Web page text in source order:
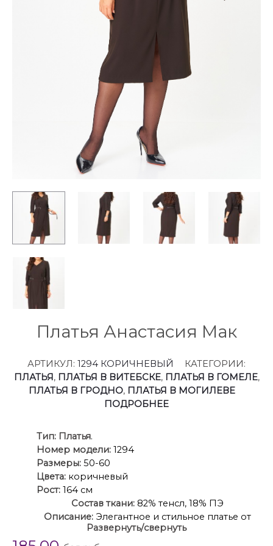
Платья Анастасия Мак
АРТИКУЛ: 1294 КОРИЧНЕВЫЙ
КАТЕГОРИИ:
ПЛАТЬЯ, ПЛАТЬЯ В ВИТЕБСКЕ, ПЛАТЬЯ В ГОМЕЛЕ,
ПЛАТЬЯ В ГРОДНО, ПЛАТЬЯ В МОГИЛЕВЕ
ПОДРОБНЕЕ
Тип: Платья.
Номер модели: 1294
Размеры: 50-60
Цвета: коричневый
Рост: 164 см
Состав ткани: 82% тенсл, 18% ПЭ
Описание: Элегантное и стильное платье от
бренда Anastasia Mak идеальный выбор для
современной женщины, которая ценит комфорт и
Развернуть/свернуть